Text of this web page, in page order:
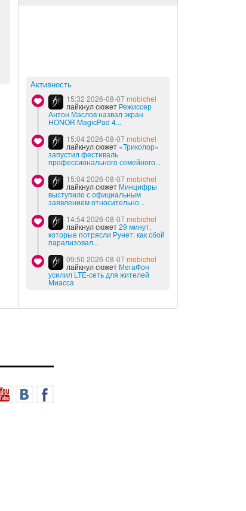
Активность
15:32 2026-08-07mobichel
лайкнул сюжет Режиссер
Антон Маслов назвал экран
HONOR MagicPad 4...
15:04 2026-08-07mobichel
лайкнул сюжет «Триколор»
запустил фестиваль
профессионального семейного...
15:04 2026-08-07mobichel
лайкнул сюжет Минцифры
выступило с официальным
заявлением относительно...
14:54 2026-08-07mobichel
лайкнул сюжет29 минут,
которые потрясли Рунет: как сбой
парализовал...
09:50 2026-08-07mobichel
лайкнул сюжет МегаФон
усилил LTE-сеть для жителей
Миасса